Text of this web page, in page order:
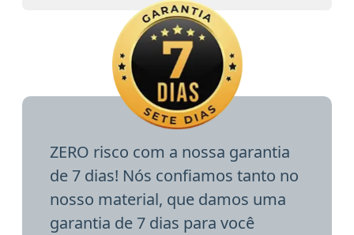
ZERO risco com a nossa garantia
de 7 dias! Nós confiamos tanto no
nosso material, que damos uma
garantia de 7 dias para você